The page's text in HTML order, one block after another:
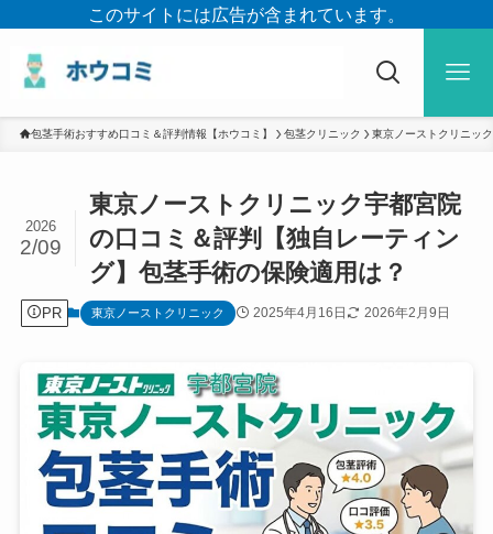
このサイトには広告が含まれています。
包茎手術おすすめ口コミ＆評判情報【ホウコミ】 包茎クリニック 東京ノーストクリニック
東京ノーストクリニック宇都宮院
の口コミ＆評判【独自レーティン
グ】包茎手術の保険適用は？
2026
2/09
PR 東京ノーストクリニック 2025年4月16日 2026年2月9日